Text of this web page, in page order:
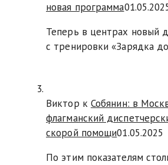
новая программа
Теперь в центрах новый
с тренировки «Зарядка
Виктор к Собянин: в
флагманский
скорой помощи01.05.2025
По этим показателям